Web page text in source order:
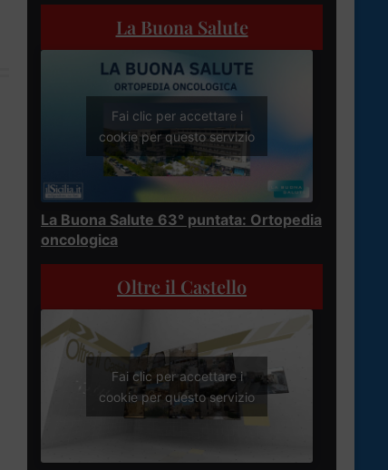
La Buona Salute
Fai clic per accettare i
cookie per questo servizio
La Buona Salute 63° puntata: Ortopedia
oncologica
Oltre il Castello
Fai clic per accettare i
cookie per questo servizio